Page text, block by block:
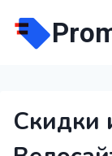
содержимому
Скидки